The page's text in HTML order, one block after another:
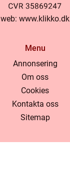
web: www.klikko.dk
Menu
Annonsering
Om oss
Cookies
Kontakta oss
Sitemap